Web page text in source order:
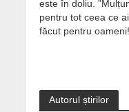
este în doliu.
pentru tot ceea ce ai
făcut pentru
Autorul știrilor